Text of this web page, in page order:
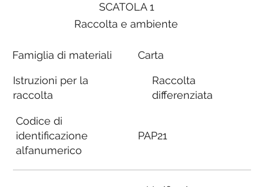
SCATOLA 1
Raccolta e ambiente
Famiglia di materiali
Istruzioni per la
raccolta
Codice di
identificazione
alfanumerico
Carta
Raccolta
differenziata
PAP21